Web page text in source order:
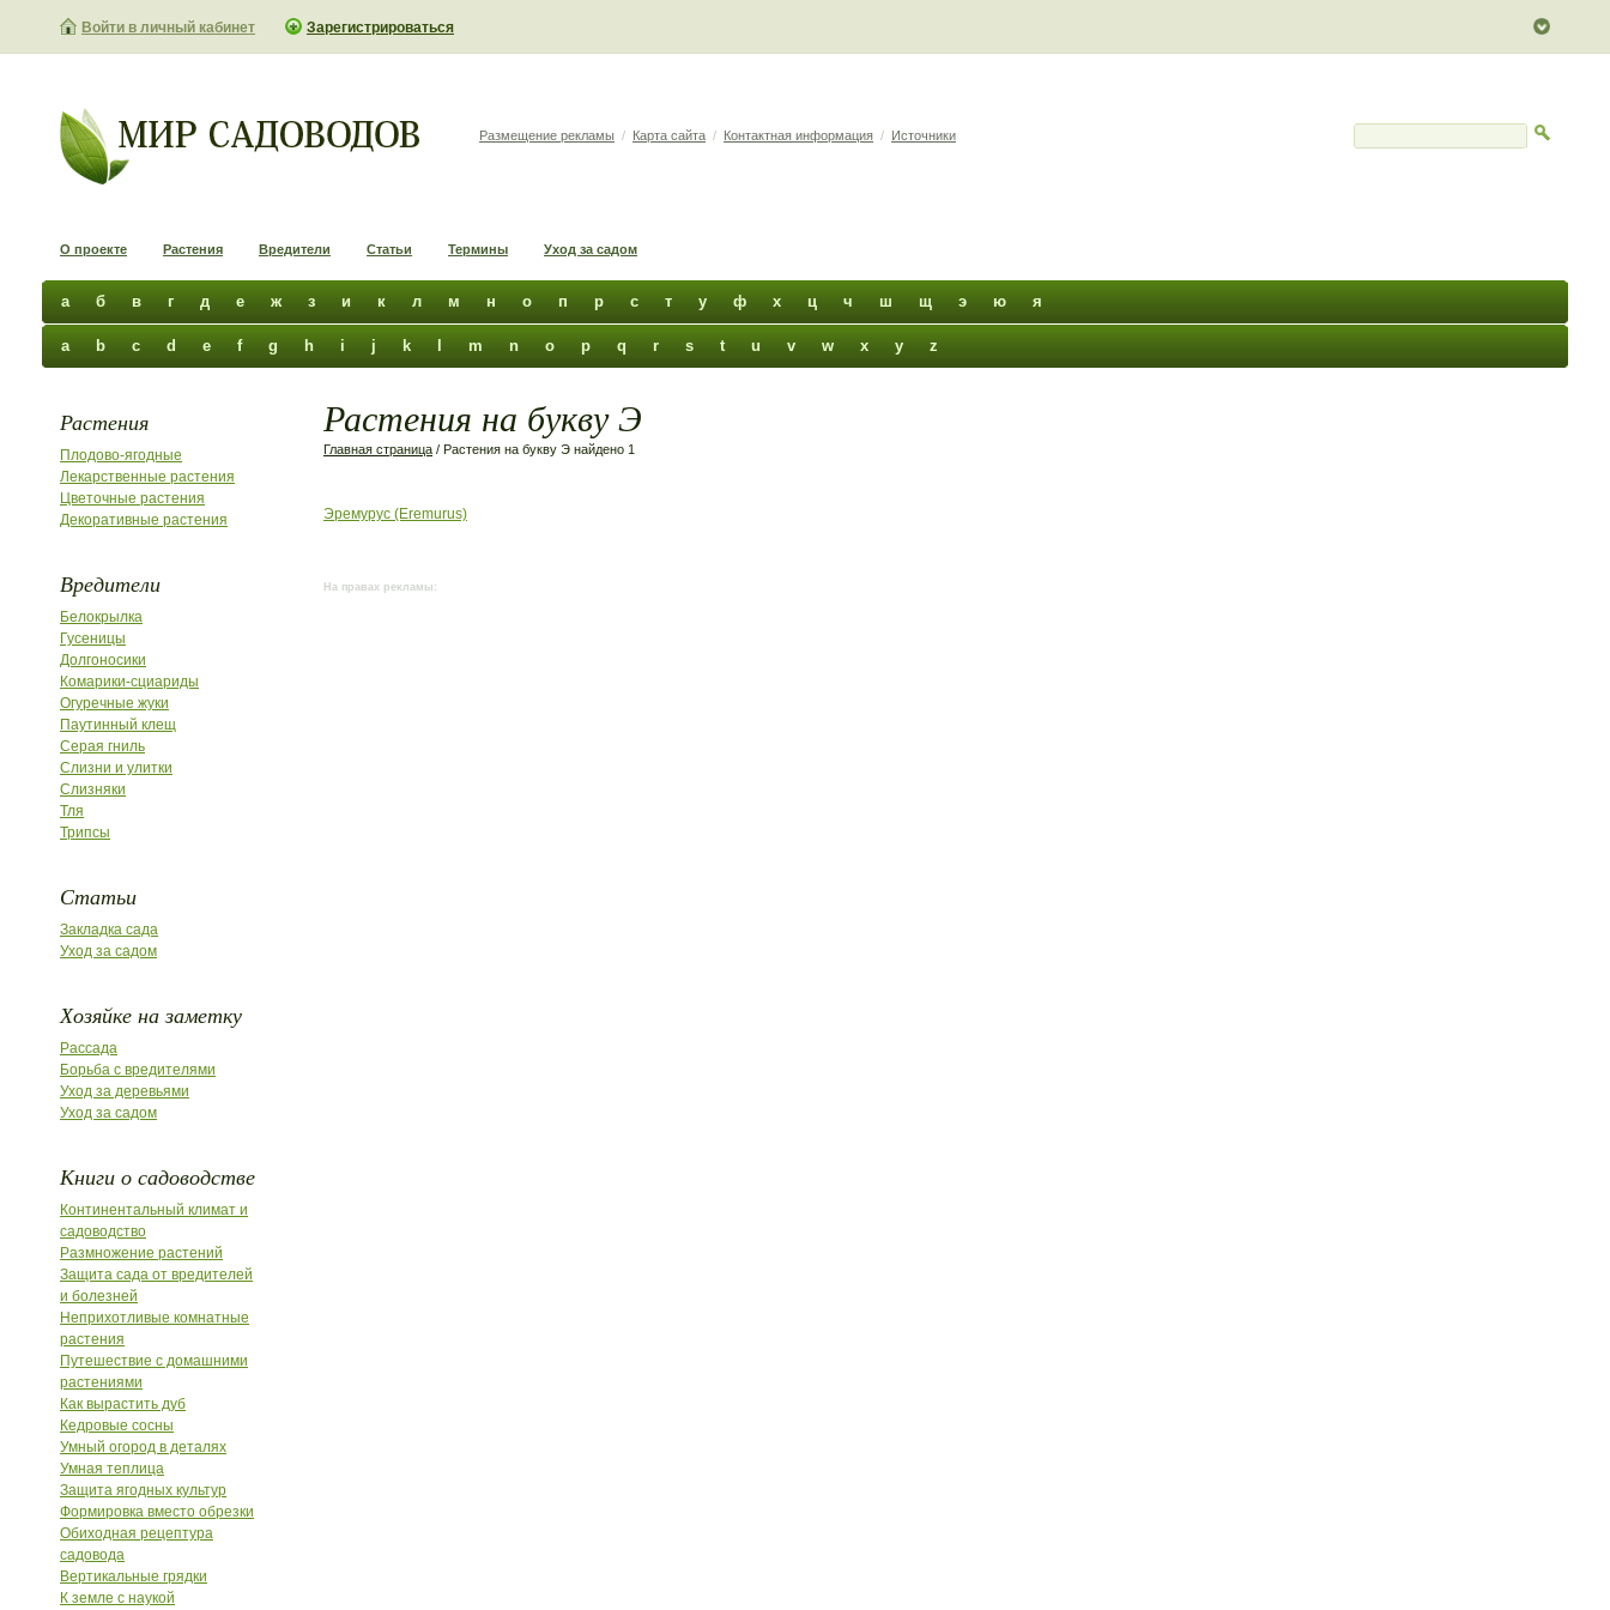
Войти в личный кабинет Зарегистрироваться
Размещение рекламы / Карта сайта / Контактная информация / Источники
О проекте Растения Вредители Статьи Термины Уход за садом
а б в г д е ж з и к л м н о п р с т у ф х ц ч ш щ э ю я
a b c d e f g h i j k m n o p q r s t u v w x y z
Растения
Плодово-ягодные
Лекарственные растения
Цветочные растения
Декоративные растения
Вредители
Белокрылка
Гусеницы
Долгоносики
Комарики-сциариды
Огуречные жуки
Паутинный клещ
Серая гниль
Слизни и улитки
Слизняки
Тля
Трипсы
Статьи
Закладка сада
Уход за садом
Хозяйке на заметку
Рассада
Борьба с вредителями
Уход за деревьями
Уход за садом
Книги о садоводстве
Континентальный климат и
садоводство
Размножение растений
Защита сада от вредителей
и болезней
Неприхотливые комнатные
растения
Путешествие с домашними
растениями
Как вырастить дуб
Кедровые сосны
Умный огород в деталях
Умная теплица
Защита ягодных культур
Формировка вместо обрезки
Обиходная рецептура
садовода
Вертикальные грядки
К земле с наукой
Растения на букву Э
Главная страница / Растения на букву Э найдено 1
Эремурус (Eremurus)
На правах рекламы: